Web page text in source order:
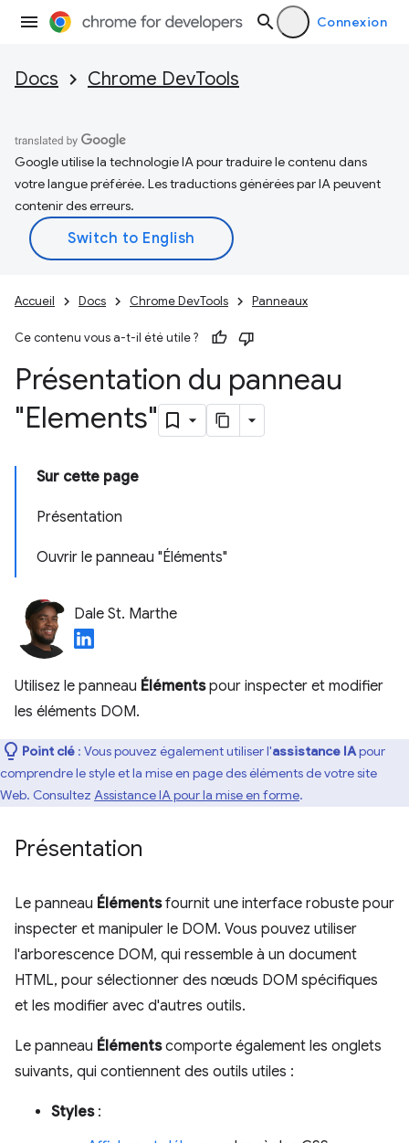
Connexion
Docs Chrome DevTools
Google utilise la technologie IA pour traduire le contenu dans
votre langue préférée. Les traductions générées par IA peuvent
contenir des erreurs.
Accueil Docs Chrome DevTools Panneaux
Ce contenu vous a-t-il été utile ?
Présentation du panneau
"Elements"
Sur cette page
Présentation
Ouvrir le panneau "Éléments"
Dale St. Marthe
Utilisez le panneau Élémentspour inspecter et modifier
les éléments DOM.
Point clé : Vous pouvez également utiliser l'assistance IApour
comprendre le style et la mise en page des éléments de votre site
Web. Consultez Assistance IA pour la mise en forme.
Présentation
Le panneau Élémentsfournit une interface robuste pour
inspecter et manipuler le DOM. Vous pouvez utiliser
l'arborescence DOM, qui ressemble à un document
HTML, pour sélectionner des nœuds DOM spécifiques
et les modifier avec d'autres outils.
Le panneau Élémentscomporte également les onglets
suivants, qui contiennent des outils utiles :
Styles: